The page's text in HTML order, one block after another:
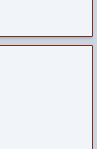
поверхности